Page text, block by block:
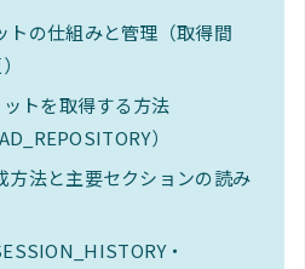
トの仕組みと管理（取得間
トを取得する方法
）
方法と主要セクションの読み
・